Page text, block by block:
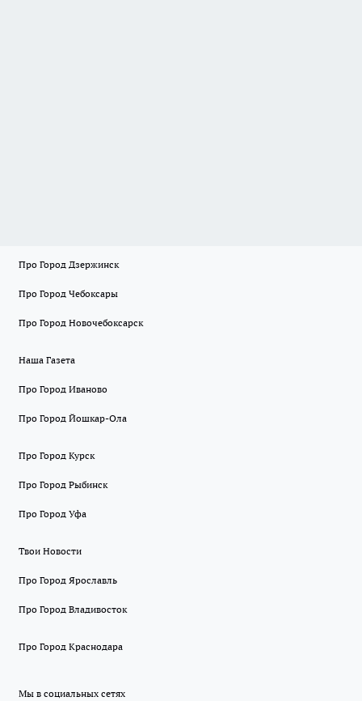
Про Город Дзержинск
Про Город Чебоксары
Про Город Новочебоксарск
Наша Газета
Про Город Иваново
Про Город Йошкар-Ола
Про Город Курск
Про Город Рыбинск
Про Город Уфа
Твои Новости
Про Город Ярославль
Про Город Владивосток
Про Город Краснодара
Мы в социальных сетях